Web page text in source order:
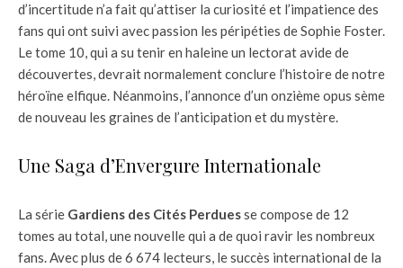
d’incertitude n’a fait qu’attiser la curiosité et l’impatience des
fans qui ont suivi avec passion les péripéties de Sophie Foster.
Le tome 10, qui a su tenir en haleine un lectorat avide de
découvertes, devrait normalement conclure l’histoire de notre
héroïne elfique. Néanmoins, l’annonce d’un onzième opus sème
de nouveau les graines de l’anticipation et du mystère.
Une Saga d’Envergure Internationale
La série Gardiens des Cités Perduesse compose de 12
tomes au total, une nouvelle qui a de quoi ravir les nombreux
fans. Avec plus de 6 674 lecteurs, le succès international de la